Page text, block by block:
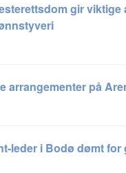
gir viktige
arrangementer på
leder i Bodø dømt for